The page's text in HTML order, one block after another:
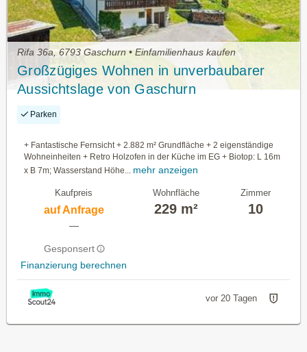
Rifa 36a, 6793 Gaschurn • Einfamilienhaus kaufen
Großzügiges Wohnen in unverbaubarer
Aussichtslage von Gaschurn
Parken
+ Fantastische Fernsicht + 2.882 m² Grundfläche + 2 eigenständige
Wohneinheiten + Retro Holzofen in der Küche im EG + Biotop: L 16m
x B 7m; Wasserstand Höhe... mehr anzeigen
Kaufpreis
auf Anfrage
—
Gesponsert
Finanzierung berechnen
Wohnfläche
229 m²
Zimmer
10
vor 20 Tagen